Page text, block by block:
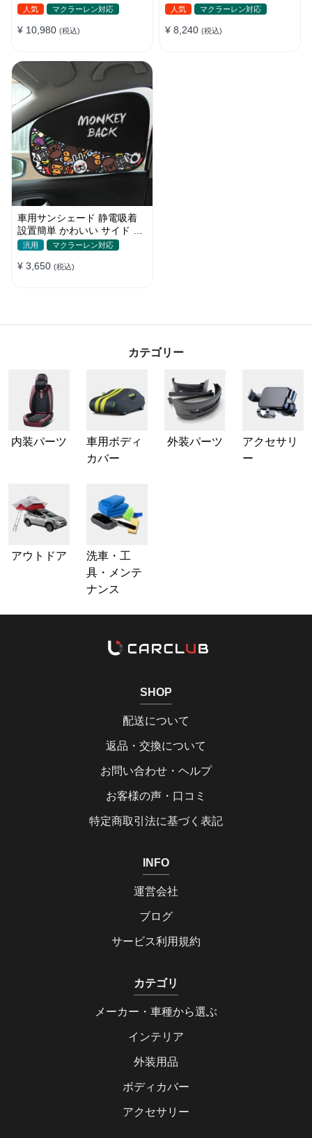
ト 車保護 車種汎用 収納便利
人気 マクラーレン対応
¥ 10,980 (税込)
熱 遮光 窓ガラスブレーカー
バッグ付き 便利グッズ 環境
人気 マクラーレン対応
¥ 8,240 (税込)
車用サンシェード 静電吸着
設置簡単 かわいい サイド ブ
ラインド 日除け 遮光 遮熱 プ
汎用 マクラーレン対応
¥ 3,650 (税込)
カテゴリー
内装パーツ
車用ボディ
カバー
外装パーツ
アクセサリ
ー
アウトドア
洗車・工
具・メンテ
ナンス
SHOP
配送について
返品・交換について
お問い合わせ・ヘルプ
お客様の声・口コミ
特定商取引法に基づく表記
INFO
運営会社
ブログ
サービス利用規約
カテゴリ
メーカー・車種から選ぶ
インテリア
外装用品
ボディカバー
アクセサリー